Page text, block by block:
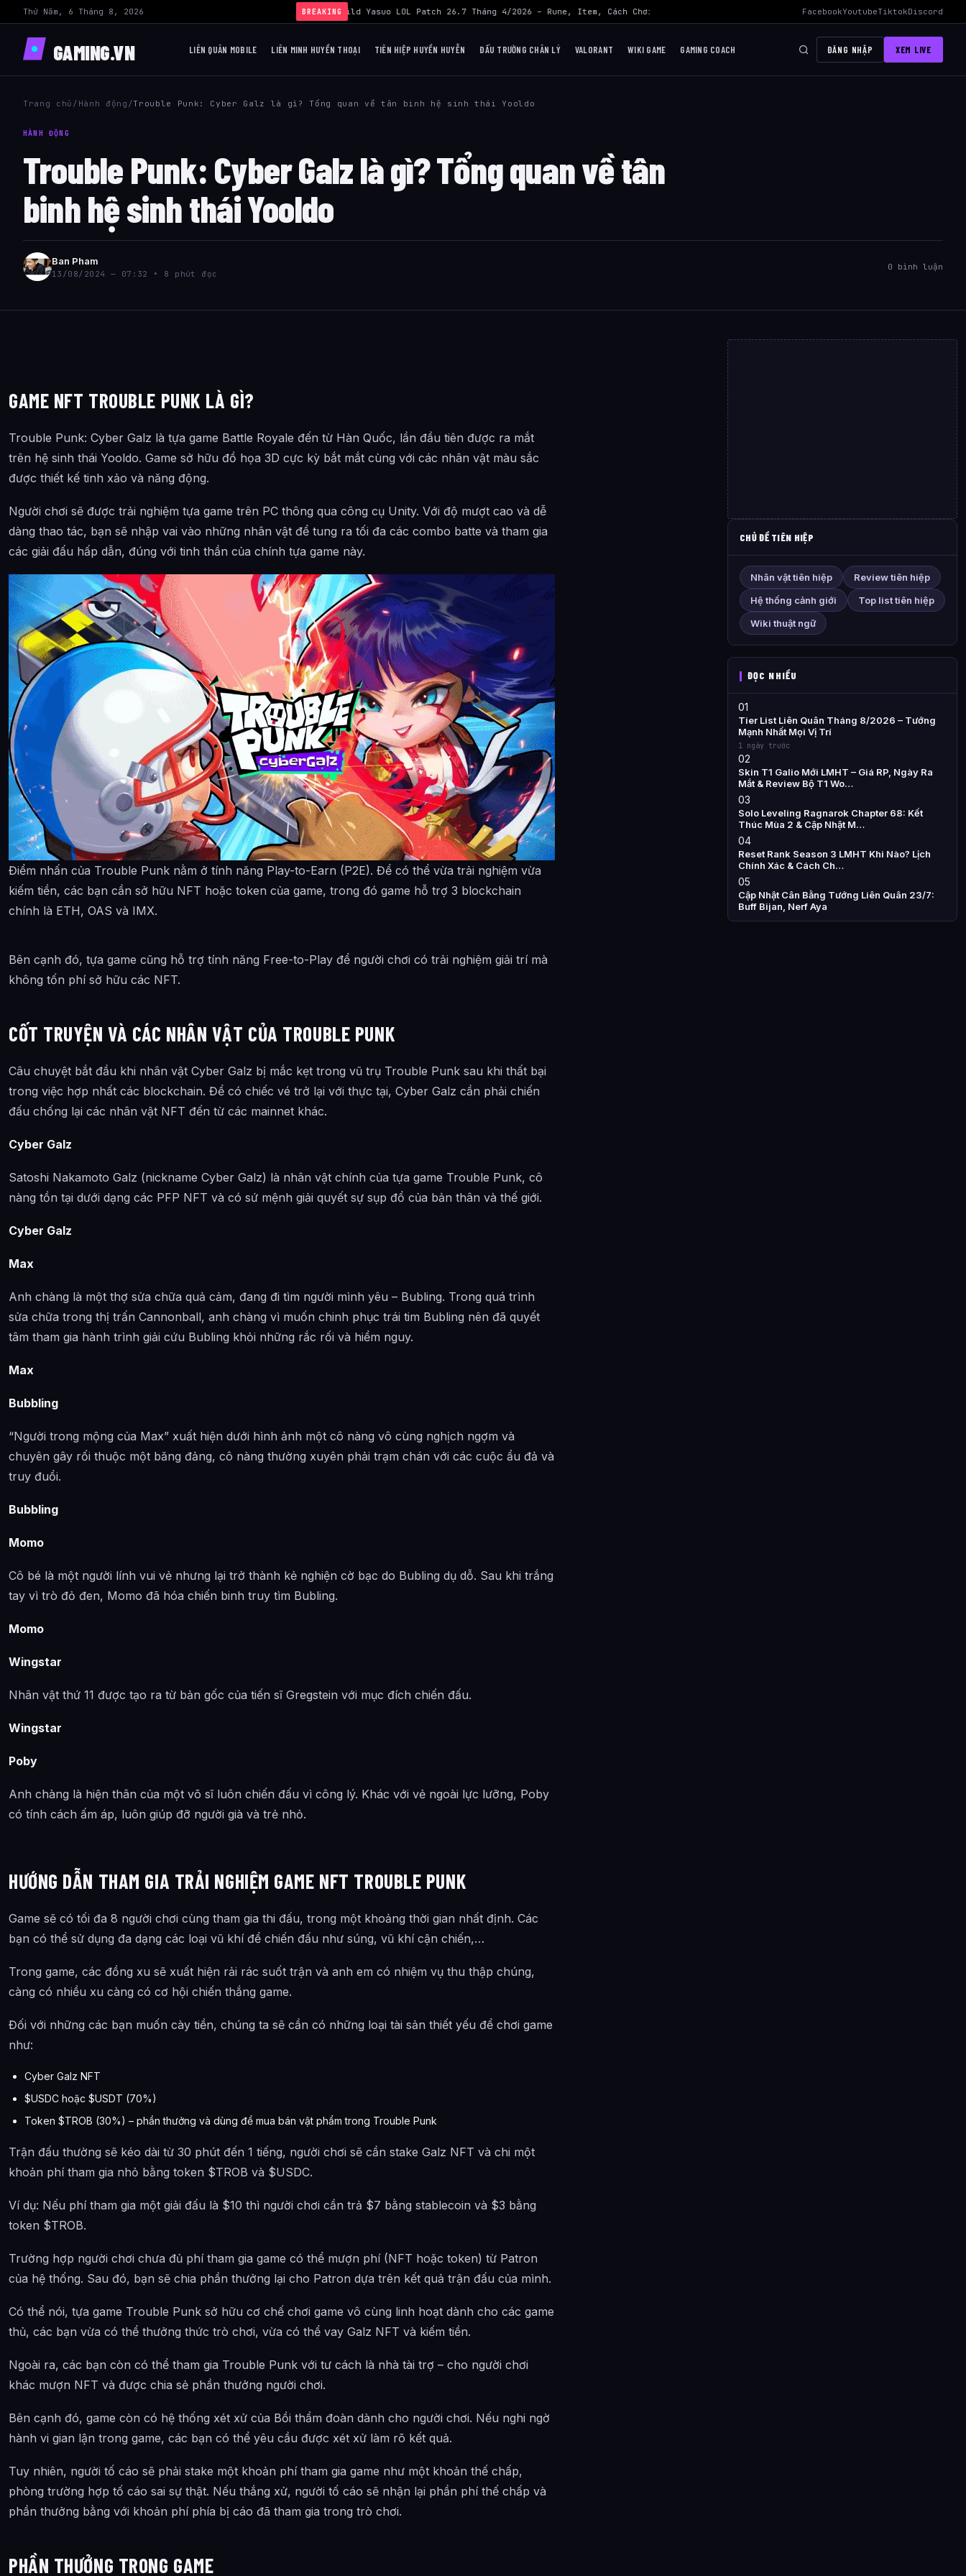
Thứ Năm, 6 Tháng 8, 2026 BREAKING
› Build Yasuo LOL Patch 26.7 Tháng 4/2026 – Rune, Item, Cách Chơi Mid Hiệu Quả Nhất AWC 2026 Liên Quân Mobile – Lịch Thi Đấu,
FacebookYoutubeTiktokDiscord
GAMING.VN LIÊN QUÂN MOBILE LIÊN MINH HUYỀN THOẠI TIÊN HIỆP HUYỀN HUYỄN ĐẤU TRƯỜNG CHÂN LÝ VALORANT WIKI GAME GAMING COACH ĐĂNG NHẬP XEM LIVE
Trang chủ / Hành động /Trouble Punk: Cyber Galz là gì? Tổng quan về tân binh hệ sinh thái Yooldo
HÀNH ĐỘNG
Trouble Punk: Cyber Galz là gì? Tổng quan về tân
binh hệ sinh thái Yooldo
Ban Pham
13/08/2024 — 07:32 • 8 phút đọc
0 bình luận
GAME NFT TROUBLE PUNK LÀ GÌ?
Trouble Punk: Cyber Galz là tựa game Battle Royale đến từ Hàn Quốc, lần đầu tiên được ra mắt
trên hệ sinh thái Yooldo. Game sở hữu đồ họa 3D cực kỳ bắt mắt cùng với các nhân vật màu sắc
được thiết kế tinh xảo và năng động.
Người chơi sẽ được trải nghiệm tựa game trên PC thông qua công cụ Unity. Với độ mượt cao và dễ
dàng thao tác, bạn sẽ nhập vai vào những nhân vật để tung ra tối đa các combo batte và tham gia
các giải đấu hấp dẫn, đúng với tinh thần của chính tựa game này.
Điểm nhấn của Trouble Punk nằm ở tính năng Play-to-Earn (P2E). Để có thể vừa trải nghiệm vừa
kiếm tiền, các bạn cần sở hữu NFT hoặc token của game, trong đó game hỗ trợ 3 blockchain
chính là ETH, OAS và IMX.
Bên cạnh đó, tựa game cũng hỗ trợ tính năng Free-to-Play để người chơi có trải nghiệm giải trí mà
không tốn phí sở hữu các NFT.
CỐT TRUYỆN VÀ CÁC NHÂN VẬT CỦA TROUBLE PUNK
Câu chuyệt bắt đầu khi nhân vật Cyber Galz bị mắc kẹt trong vũ trụ Trouble Punk sau khi thất bại
trong việc hợp nhất các blockchain. Để có chiếc vé trở lại với thực tại, Cyber Galz cần phải chiến
đấu chống lại các nhân vật NFT đến từ các mainnet khác.
Cyber Galz
Satoshi Nakamoto Galz (nickname Cyber Galz) là nhân vật chính của tựa game Trouble Punk, cô
nàng tồn tại dưới dạng các PFP NFT và có sứ mệnh giải quyết sự sụp đổ của bản thân và thế giới.
Cyber Galz
Max
Anh chàng là một thợ sửa chữa quả cảm, đang đi tìm người mình yêu – Bubling. Trong quá trình
sửa chữa trong thị trấn Cannonball, anh chàng vì muốn chinh phục trái tim Bubling nên đã quyết
tâm tham gia hành trình giải cứu Bubling khỏi những rắc rối và hiểm nguy.
Max
Bubbling
“Người trong mộng của Max” xuất hiện dưới hình ảnh một cô nàng vô cùng nghịch ngợm và
chuyên gây rối thuộc một băng đảng, cô nàng thường xuyên phải trạm chán với các cuộc ẩu đả và
truy đuổi.
Bubbling
Momo
Cô bé là một người lính vui vẻ nhưng lại trở thành kẻ nghiện cờ bạc do Bubling dụ dỗ. Sau khi trắng
tay vì trò đỏ đen, Momo đã hóa chiến binh truy tìm Bubling.
Momo
Wingstar
Nhân vật thứ 11 được tạo ra từ bản gốc của tiến sĩ Gregstein với mục đích chiến đấu.
Wingstar
Poby
Anh chàng là hiện thân của một võ sĩ luôn chiến đấu vì công lý. Khác với vẻ ngoài lực lưỡng, Poby
có tính cách ấm áp, luôn giúp đỡ người già và trẻ nhỏ.
HƯỚNG DẪN THAM GIA TRẢI NGHIỆM GAME NFT TROUBLE PUNK
Game sẽ có tối đa 8 người chơi cùng tham gia thi đấu, trong một khoảng thời gian nhất định. Các
bạn có thể sử dụng đa dạng các loại vũ khí để chiến đấu như súng, vũ khí cận chiến,…
Trong game, các đồng xu sẽ xuất hiện rải rác suốt trận và anh em có nhiệm vụ thu thập chúng,
càng có nhiều xu càng có cơ hội chiến thắng game.
Đối với những các bạn muốn cày tiền, chúng ta sẽ cần có những loại tài sản thiết yếu để chơi game
như:
Cyber Galz NFT
$USDC hoặc $USDT (70%)
Token $TROB (30%) – phần thưởng và dùng để mua bán vật phẩm trong Trouble Punk
Trận đấu thường sẽ kéo dài từ 30 phút đến 1 tiếng, người chơi sẽ cần stake Galz NFT và chi một
khoản phí tham gia nhỏ bằng token $TROB và $USDC.
Ví dụ: Nếu phí tham gia một giải đấu là $10 thì người chơi cần trả $7 bằng stablecoin và $3 bằng
token $TROB.
Trường hợp người chơi chưa đủ phí tham gia game có thể mượn phí (NFT hoặc token) từ Patron
của hệ thống. Sau đó, bạn sẽ chia phần thưởng lại cho Patron dựa trên kết quả trận đấu của mình.
Có thể nói, tựa game Trouble Punk sở hữu cơ chế chơi game vô cùng linh hoạt dành cho các game
thủ, các bạn vừa có thể thưởng thức trò chơi, vừa có thể vay Galz NFT và kiếm tiền.
Ngoài ra, các bạn còn có thể tham gia Trouble Punk với tư cách là nhà tài trợ – cho người chơi
khác mượn NFT và được chia sẻ phần thưởng người chơi.
Bên cạnh đó, game còn có hệ thống xét xử của Bồi thẩm đoàn dành cho người chơi. Nếu nghi ngờ
hành vi gian lận trong game, các bạn có thể yêu cầu được xét xử làm rõ kết quả.
Tuy nhiên, người tố cáo sẽ phải stake một khoản phí tham gia game như một khoản thế chấp,
phòng trường hợp tố cáo sai sự thật. Nếu thắng xử, người tố cáo sẽ nhận lại phần phí thế chấp và
phần thưởng bằng với khoản phí phía bị cáo đã tham gia trong trò chơi.
PHẦN THƯỞNG TRONG GAME
CHỦ ĐỀ TIÊN HIỆP
Nhân vật tiên hiệp
Review tiên hiệp
Hệ thống cảnh giới
Top list tiên hiệp
Wiki thuật ngữ
ĐỌC NHIỀU
01
Tier List Liên Quân Tháng 8/2026 – Tướng
Mạnh Nhất Mọi Vị Trí
1 ngày trước
02
Skin T1 Galio Mới LMHT – Giá RP, Ngày Ra
Mắt & Review Bộ T1 Wo…
03
Solo Leveling Ragnarok Chapter 68: Kết
Thúc Mùa 2 & Cập Nhật M…
04
Reset Rank Season 3 LMHT Khi Nào? Lịch
Chính Xác & Cách Ch…
05
Cập Nhật Cân Bằng Tướng Liên Quân 23/7:
Buff Bijan, Nerf Aya